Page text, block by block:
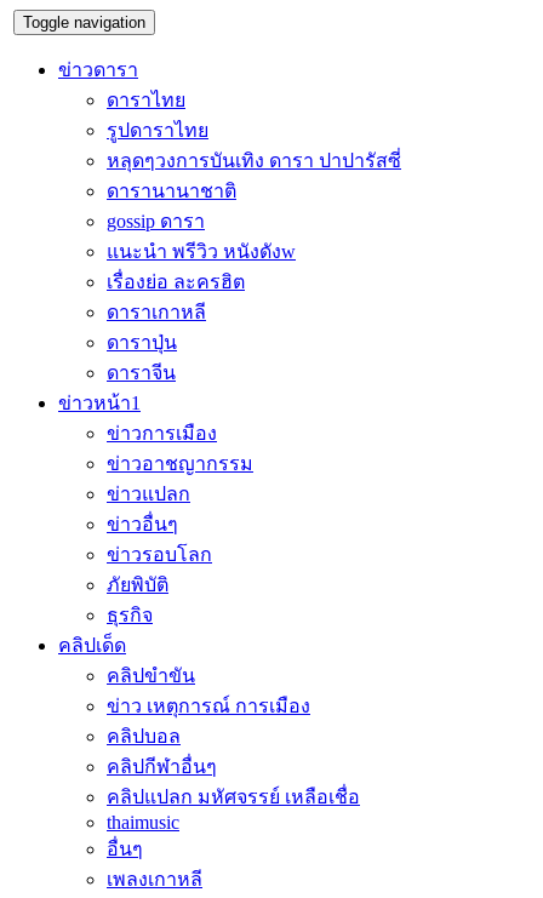
Toggle navigation
ข่าวดารา
ดาราไทย
รูปดาราไทย
หลุดๆวงการบันเทิง ดารา ปาปารัสซี่
ดารานานาชาติ
gossip ดารา
แนะนำ พรีวิว หนังดังw
เรื่องย่อ ละครฮิต
ดาราเกาหลี
ดาราปุ่น
ดาราจีน
ข่าวหน้า1
ข่าวการเมือง
ข่าวอาชญากรรม
ข่าวแปลก
ข่าวอื่นๆ
ข่าวรอบโลก
ภัยพิบัติ
ธุรกิจ
คลิปเด็ด
คลิปขำขัน
ข่าว เหตุการณ์ การเมือง
คลิปบอล
คลิปกีฬาอื่นๆ
คลิปแปลก มหัศจรรย์ เหลือเชื่อ
thaimusic
อื่นๆ
เพลงเกาหลี